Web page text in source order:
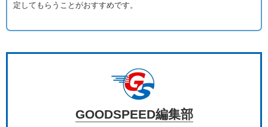
定してもらうことがおすすめです。
GOODSPEED編集部